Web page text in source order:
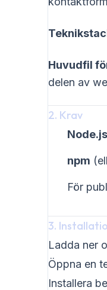
Huvudfil
delen av
2. Krav
Node.js
npm
För
3.
Ladda ner
Öppna en
Installera